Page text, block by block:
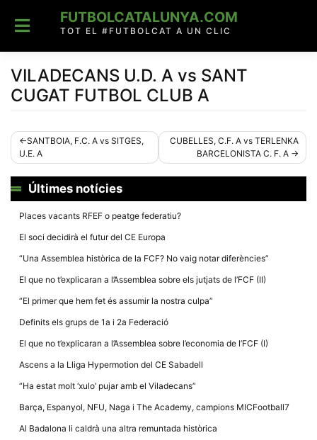
content
FUTBOLCATALUNYA.COM
TOT EL #FUTBOLCAT A UN CLIC
VILADECANS U.D. A vs SANT
CUGAT FUTBOL CLUB A
Navegació
d'entrades
SANTBOIA, F.C. A vs SITGES,
U.E. A
CUBELLES, C.F. A vs TERLENKA
BARCELONISTA C. F. A
Últimes notícies
Places vacants RFEF o peatge federatiu?
El soci decidirà el futur del CE Europa
“Una Assemblea històrica de la FCF? No vaig notar diferències”
El que no t’explicaran a l’Assemblea sobre els jutjats de l’FCF (II)
“El primer que hem fet és assumir la nostra culpa”
Definits els grups de 1a i 2a Federació
El que no t’explicaran a l’Assemblea sobre l’economia de l’FCF (I)
Ascens a la Lliga Hypermotion del CE Sabadell
“Ha estat molt ‘xulo’ pujar amb el Viladecans”
Barça, Espanyol, NFU, Naga i The Academy, campions MICFootball7
Al Badalona li caldrà una altra remuntada històrica
Necessàries
Aquestes
cookies no
són